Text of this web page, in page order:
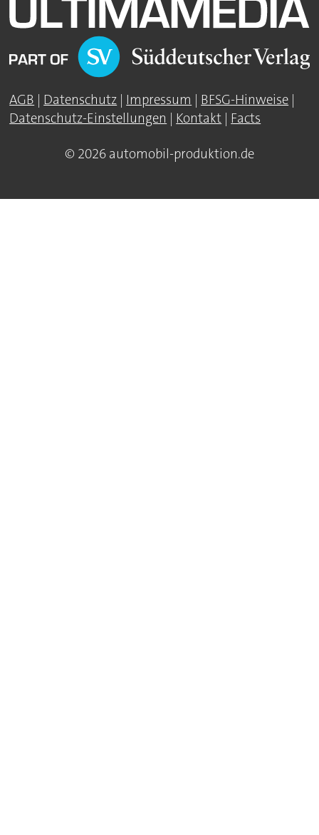
AGB | Datenschutz | Impressum | BFSG-Hinweise |
Datenschutz-Einstellungen | Kontakt | Facts
© 2026 automobil-produktion.de